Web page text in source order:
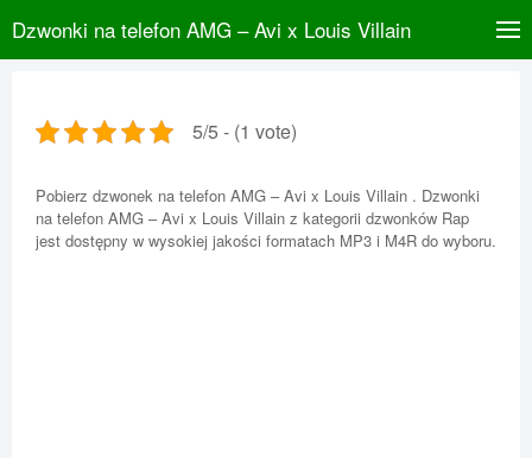
Dzwonki na telefon AMG – Avi x Louis Villain
5/5 - (1 vote)
Pobierz dzwonek na telefon AMG – Avi x Louis Villain . Dzwonki
na telefon AMG – Avi x Louis Villain z kategorii dzwonków Rap
jest dostępny w wysokiej jakości formatach MP3 i M4R do wyboru.